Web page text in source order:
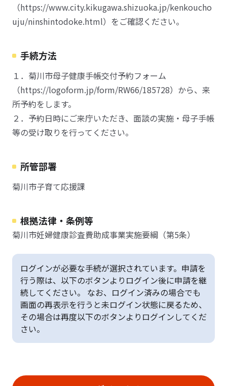
（https://www.city.kikugawa.shizuoka.jp/kenkoucho
uju/ninshintodoke.html）をご確認ください。
手続方法
１．菊川市母子健康手帳交付予約フォーム
（https://logoform.jp/form/RW66/185728）から、来
所予約をします。
２．予約日時にご来庁いただき、面談の実施・母子手帳
等の受け取りを行ってください。
所管部署
菊川市子育て応援課
根拠法律・条例等
菊川市妊婦健康診査費助成事業実施要綱（第5条）
ログインが必要な手続が選択されています。申請を
行う際は、以下のボタンよりログイン後に申請を継
続してください。 なお、ログイン済みの場合でも
画面の再表示を行うと未ログイン状態に戻るため、
その場合は再度以下のボタンよりログインしてくだ
さい。